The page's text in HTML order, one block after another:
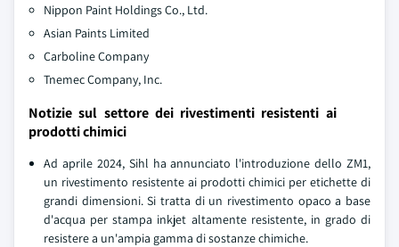
Nippon Paint Holdings Co., Ltd.
Asian Paints Limited
Carboline Company
Tnemec Company, Inc.
Notizie sul settore dei rivestimenti resistenti ai
prodotti chimici
Ad aprile 2024, Sihl ha annunciato l'introduzione dello ZM1,
un rivestimento resistente ai prodotti chimici per etichette di
grandi dimensioni. Si tratta di un rivestimento opaco a base
d'acqua per stampa inkjet altamente resistente, in grado di
resistere a un'ampia gamma di sostanze chimiche.